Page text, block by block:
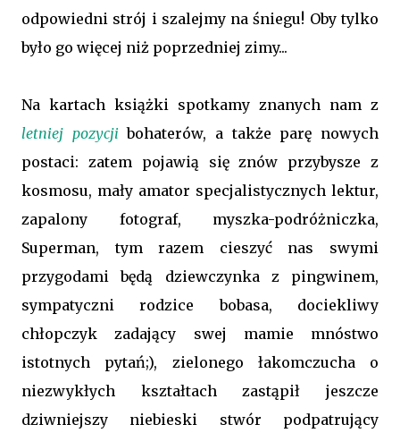
odpowiedni strój i szalejmy na śniegu! Oby tylko
było go więcej niż poprzedniej zimy...
Na kartach książki spotkamy znanych nam z
letniej pozycji bohaterów, a także parę nowych
postaci: zatem pojawią się znów przybysze z
kosmosu, mały amator specjalistycznych lektur,
zapalony fotograf, myszka-podróżniczka,
Superman, tym razem cieszyć nas swymi
przygodami będą dziewczynka z pingwinem,
sympatyczni rodzice bobasa, dociekliwy
chłopczyk zadający swej mamie mnóstwo
istotnych pytań;), zielonego łakomczucha o
niezwykłych kształtach zastąpił jeszcze
dziwniejszy niebieski stwór podpatrujący